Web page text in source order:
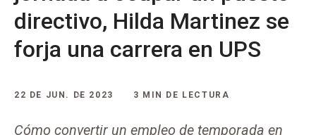
directivo, Hilda Martinez se
forja una carrera en UPS
22 DE JUN. DE 2023 3 MIN DE LECTURA
Cómo convertir un empleo de temporada en